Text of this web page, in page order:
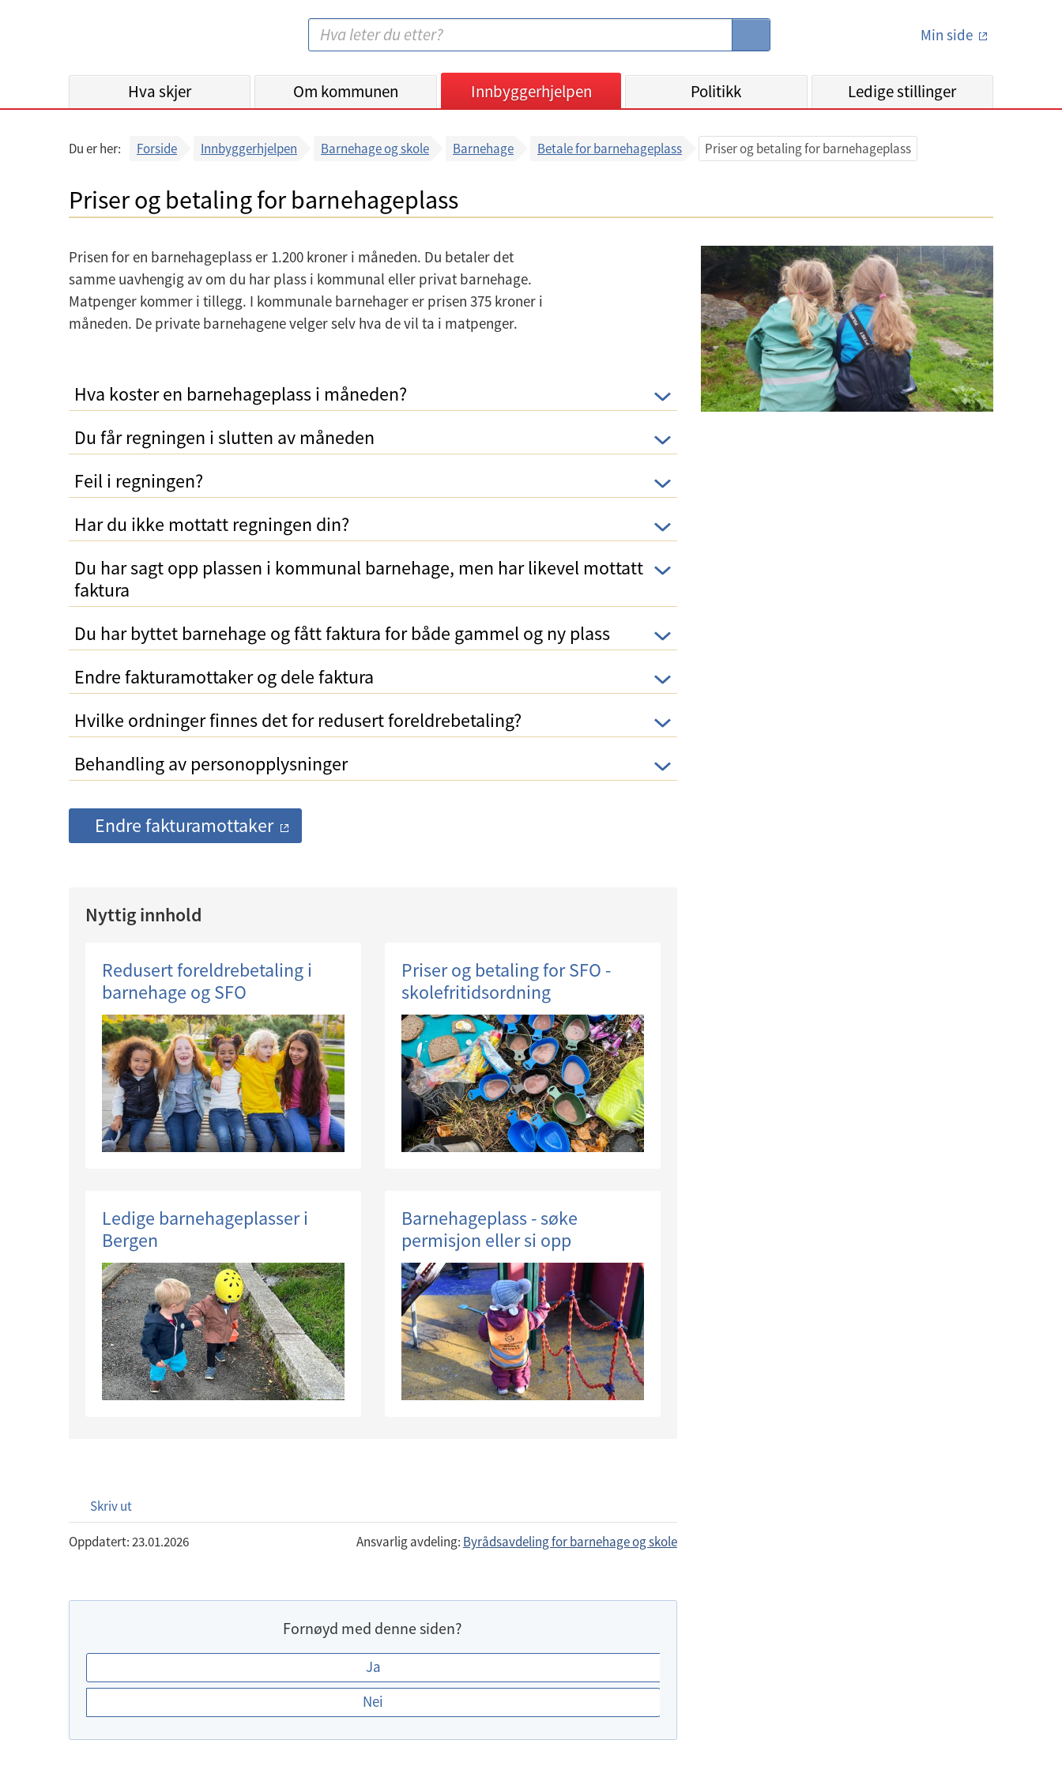
e
k
m
m
n
e
ø
k
:
S
Min side
Hva skjer Om kommunen Innbyggerhjelpen Politikk Ledige stillinger
Du er her: Forside Innbyggerhjelpen Barnehage og skole Barnehage Betale for barnehageplass Priser og betaling for barnehageplass
Priser og betaling for barnehageplass
Prisen for en barnehageplass er 1.200 kroner i måneden. Du betaler det
samme uavhengig av om du har plass i kommunal eller privat barnehage.
Matpenger kommer i tillegg. I kommunale barnehager er prisen 375 kroner i
måneden. De private barnehagene velger selv hva de vil ta i matpenger.
Hva koster en barnehageplass i måneden?
Du får regningen i slutten av måneden
Feil i regningen?
Har du ikke mottatt regningen din?
Du har sagt opp plassen i kommunal barnehage, men har likevel mottatt
faktura
Du har byttet barnehage og fått faktura for både gammel og ny plass
Endre fakturamottaker og dele faktura
Hvilke ordninger finnes det for redusert foreldrebetaling?
Behandling av personopplysninger
Endre fakturamottaker
Nyttig innhold
Redusert foreldrebetaling i
barnehage og SFO
Priser og betaling for SFO -
skolefritidsordning
Ledige barnehageplasser i
Bergen
Barnehageplass - søke
permisjon eller si opp
Skriv ut
Oppdatert: 23.01.2026 Ansvarlig avdeling: Byrådsavdeling for barnehage og skole
Fornøyd med denne siden?
E
r
Ja
Nei